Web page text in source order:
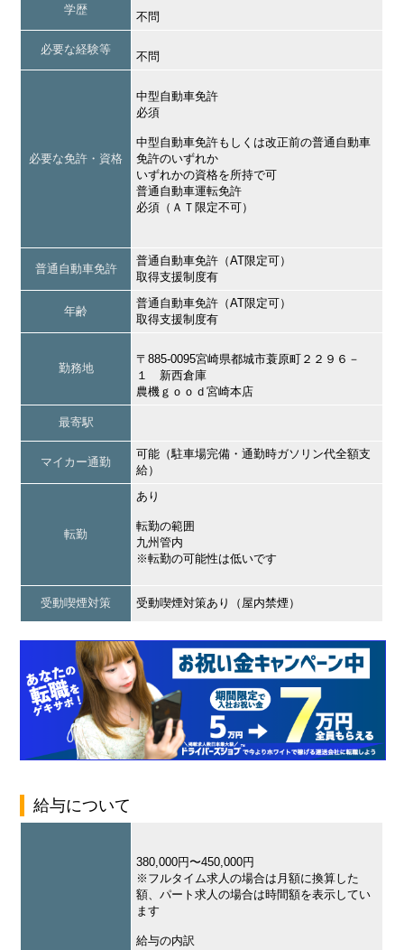
学歴
不問
必要な経験等
不問
必要な免許・資格
中型自動車免許
必須
中型自動車免許もしくは改正前の普通自動車
免許のいずれか
いずれかの資格を所持で可
普通自動車運転免許
必須（ＡＴ限定不可）
普通自動車免許
普通自動車免許（AT限定可）
取得支援制度有
年齢
普通自動車免許（AT限定可）
取得支援制度有
勤務地
〒885-0095宮崎県都城市蓑原町２２９６－
１ 新西倉庫
農機ｇｏｏｄ宮崎本店
最寄駅
マイカー通勤
可能（駐車場完備・通勤時ガソリン代全額支
給）
転勤
あり
転勤の範囲
九州管内
※転勤の可能性は低いです
受動喫煙対策 受動喫煙対策あり（屋内禁煙）
給与について
380,000円〜450,000円
※フルタイム求人の場合は月額に換算した
額、パート求人の場合は時間額を表示してい
ます
給与の内訳